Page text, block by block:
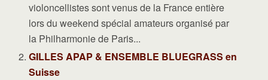
violoncellistes sont venus de la France entière
lors du weekend spécial amateurs organisé par
la Philharmonie de Paris...
GILLES APAP & ENSEMBLE BLUEGRASS en
Suisse